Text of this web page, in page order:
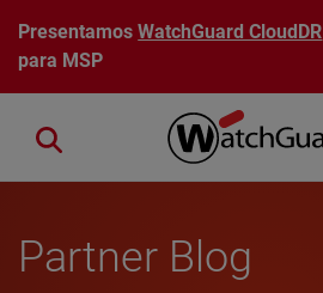
Pasar al contenido principal
PresentamosWatchGuard CloudDR
para MSP
Close search
Partner Blog